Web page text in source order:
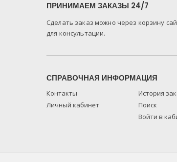
ПРИНИМАЕМ ЗАКАЗЫ 24/7
Сделать заказ можно через корзину
для консультации.
СПРАВОЧНАЯ ИНФОРМАЦИЯ
Контакты
Личный кабинет
История
Поиск
Войти в